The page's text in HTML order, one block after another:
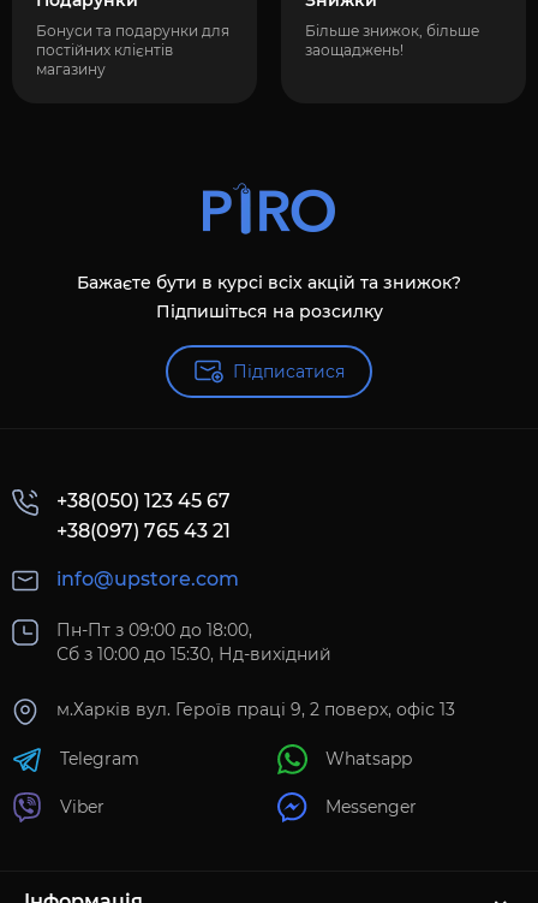
Бонуси та подарунки для
постійних клієнтів
магазину
Більше знижок, більше
заощаджень!
Бажаєте бути в курсі всіх акцій та знижок?
Підпишіться на розсилку
Підписатися
+38(050) 123 45 67
+38(097) 765 43 21
info@upstore.com
Пн-Пт з 09:00 до 18:00,
Сб з 10:00 до 15:30, Нд-вихідний
м.Харків вул. Героїв праці 9, 2 поверх, офіс 13
Telegram
Viber
Whatsapp
Messenger